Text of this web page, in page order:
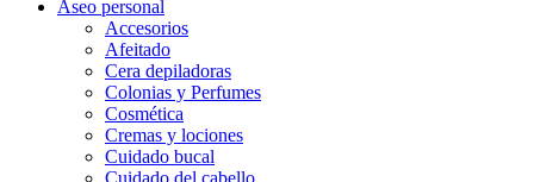
Aseo personal
Accesorios
Afeitado
Cera depiladoras
Colonias y Perfumes
Cosmética
Cremas y lociones
Cuidado bucal
Cuidado del cabello